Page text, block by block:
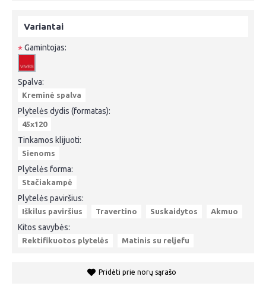
Variantai
*Gamintojas:
Spalva:
Kreminė spalva
Plytelės dydis (formatas):
45x120
Tinkamos klijuoti:
Sienoms
Plytelės forma:
Stačiakampė
Plytelės paviršius:
Iškilus paviršius Travertino Suskaidytos Akmuo
Kitos savybės:
Rektifikuotos plytelės Matinis su reljefu
Pridėti prie norų sąrašo